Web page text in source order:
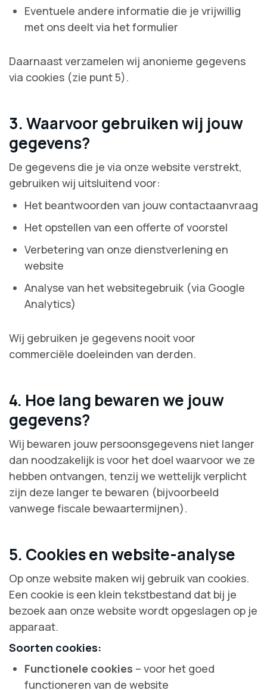
Eventuele andere informatie die je vrijwillig
met ons deelt via het formulier
Daarnaast verzamelen wij anonieme gegevens
via cookies (zie punt 5).
3. Waarvoor gebruiken wij jouw
gegevens?
De gegevens die je via onze website verstrekt,
gebruiken wij uitsluitend voor:
Het beantwoorden van jouw contactaanvraag
Het opstellen van een offerte of voorstel
Verbetering van onze dienstverlening en
website
Analyse van het websitegebruik (via Google
Analytics)
Wij gebruiken je gegevens nooit voor
commerciële doeleinden van derden.
4. Hoe lang bewaren we jouw
gegevens?
Wij bewaren jouw persoonsgegevens niet langer
dan noodzakelijk is voor het doel waarvoor we ze
hebben ontvangen, tenzij we wettelijk verplicht
zijn deze langer te bewaren (bijvoorbeeld
vanwege fiscale bewaartermijnen).
5. Cookies en website-analyse
Op onze website maken wij gebruik van cookies.
Een cookie is een klein tekstbestand dat bij je
bezoek aan onze website wordt opgeslagen op je
apparaat.
Soorten cookies:
Functionele cookies – voor het goed
functioneren van de website